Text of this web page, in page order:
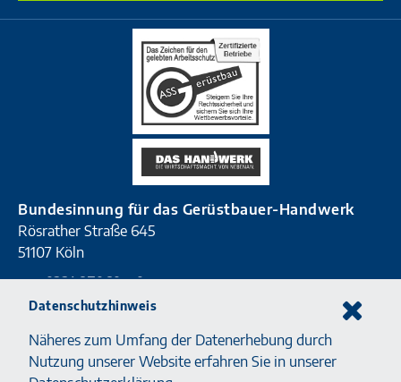
Bundesinnung für das Gerüstbauer-Handwerk
Rösrather Straße 645
51107 Köln
T
0221 87060 - 0
0221 87060 - 90
Datenschutzhinweis
Näheres zum Umfang der Datenerhebung durch
Nutzung unserer Website erfahren Sie in unserer